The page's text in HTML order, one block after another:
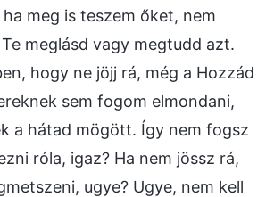
meg is teszem őket, nem
meglásd vagy megtudd azt.
hogy ne jöjj rá, még a Hozzád
sem fogom elmondani,
a hátad mögött. Így nem fogsz
róla, igaz? Ha nem jössz rá,
ugye? Ugye, nem kell